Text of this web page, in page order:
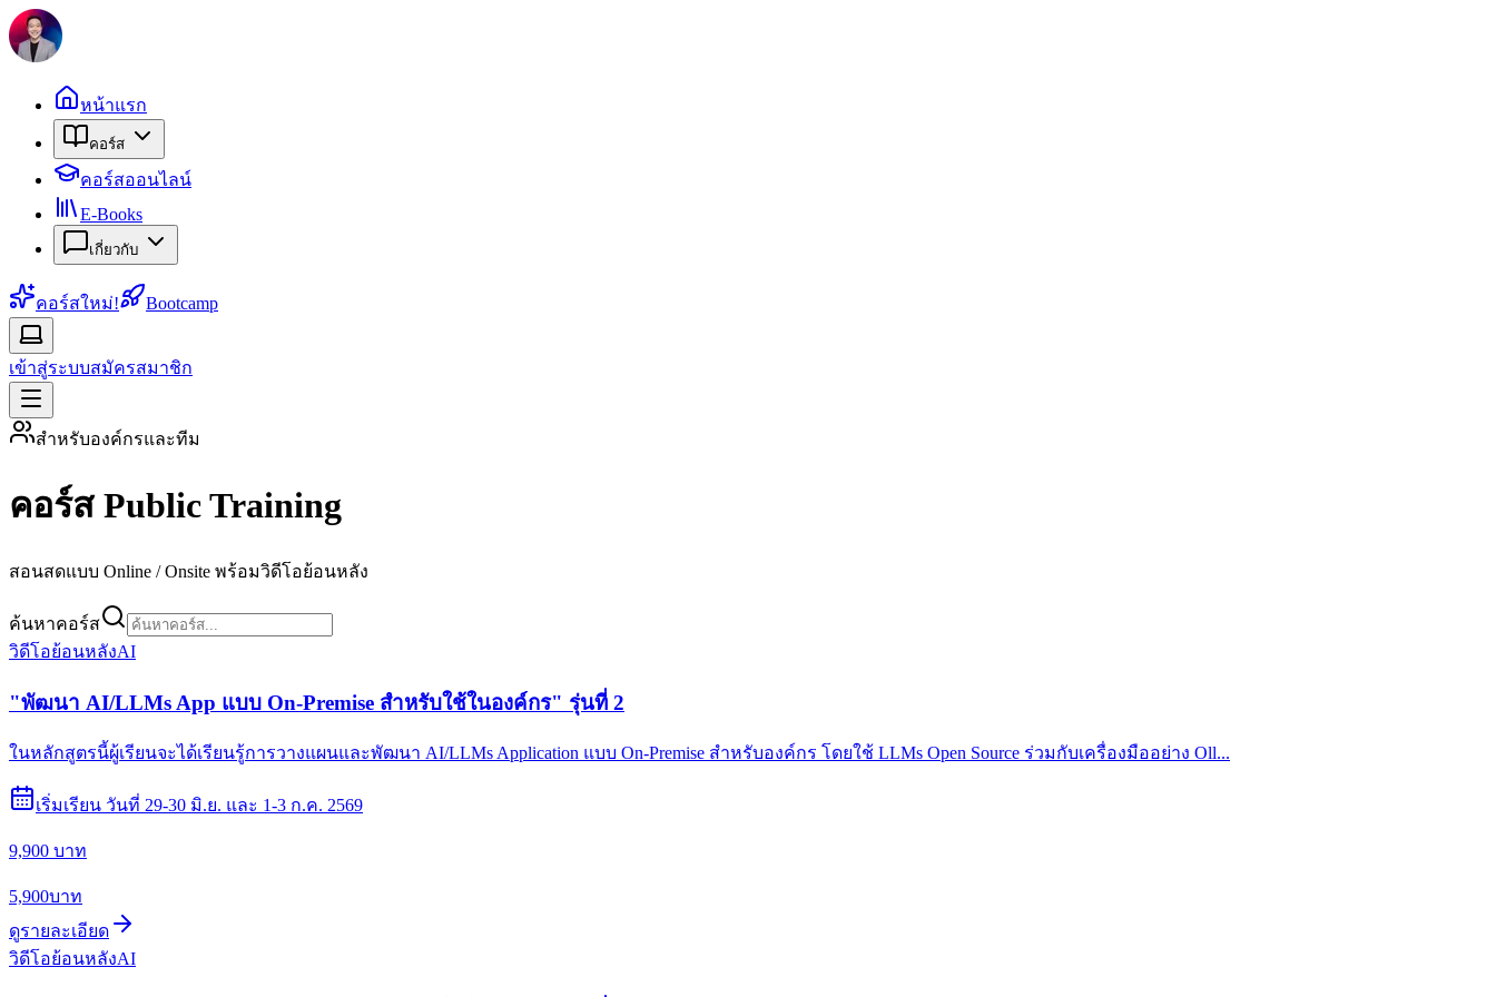
หน้าแรก
คอร์ส
คอร์สออนไลน์
E-Books
เกี่ยวกับ
คอร์สใหม่! Bootcamp
เข้าสู่ระบบสมัครสมาชิก
สำหรับองค์กรและทีม
คอร์ส Public Training
สอนสดแบบ Online / Onsite พร้อมวิดีโอย้อนหลัง
ค้นหาคอร์ส
วิดีโอย้อนหลังAI
"พัฒนา AI/LLMs App แบบ On-Premise สำหรับใช้ในองค์กร" รุ่นที่ 2
ในหลักสูตรนี้ผู้เรียนจะได้เรียนรู้การวางแผนและพัฒนา AI/LLMs Application แบบ On-Premise สำหรับองค์กร โดยใช้ LLMs Open Source ร่วมกับเครื่องมืออย่าง Oll...
เริ่มเรียน วันที่ 29-30 มิ.ย. และ 1-3 ก.ค. 2569
9,900 บาท
5,900บาท
ดูรายละเอียด
วิดีโอย้อนหลังAI